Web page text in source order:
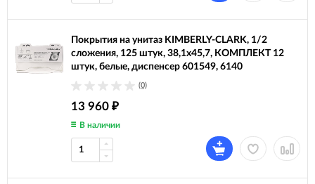
Покрытия на унитаз KIMBERLY-CLARK, 1/2
сложения, 125 штук, 38,1х45,7, КОМПЛЕКТ 12
штук, белые, диспенсер 601549, 6140
(0)
13 960 ₽
В наличии